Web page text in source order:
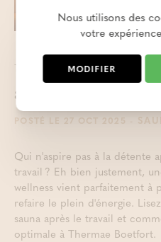
Une soirée au
après le travail
POSTÉ LE 27 OCT 2025 -
Qui n'aspire pas à la détente
travail ? Eh bien justement,
wellness vient parfaitement à
refaire le plein d'énergie.
sauna après le travail et
optimale à Thermae Boetfort.
Nous utilisons des
votre
MODIFIER